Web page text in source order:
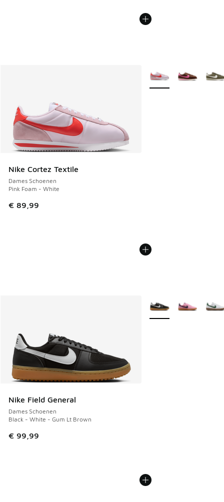
Nike Cortez Textile
Dames Schoenen
Pink Foam - White
€ 89,99
Meer kleuren
Nike Field General
Dames Schoenen
Black - White - Gum Lt Brown
€ 99,99
Meer kleuren